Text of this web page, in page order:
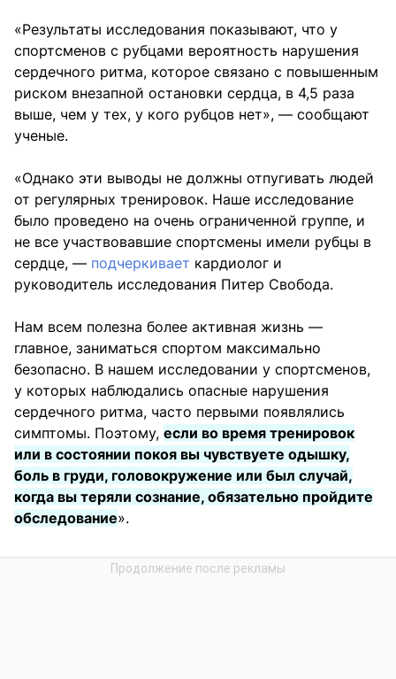
«Результаты исследования показывают, что у
спортсменов с рубцами вероятность нарушения
сердечного ритма, которое связано с повышенным
риском внезапной остановки сердца, в 4,5 раза
выше, чем у тех, у кого рубцов нет», — сообщают
ученые.
«Однако эти выводы не должны отпугивать людей
от регулярных тренировок. Наше исследование
было проведено на очень ограниченной группе, и
не все участвовавшие спортсмены имели рубцы в
сердце, — подчеркивает кардиолог и
руководитель исследования Питер Свобода.
Нам всем полезна более активная жизнь —
главное, заниматься спортом максимально
безопасно. В нашем исследовании у спортсменов,
у которых наблюдались опасные нарушения
сердечного ритма, часто первыми появлялись
симптомы. Поэтому, если во время тренировок
или в состоянии покоя вы чувствуете одышку,
боль в груди, головокружение или был случай,
когда вы теряли сознание, обязательно пройдите
обследование».